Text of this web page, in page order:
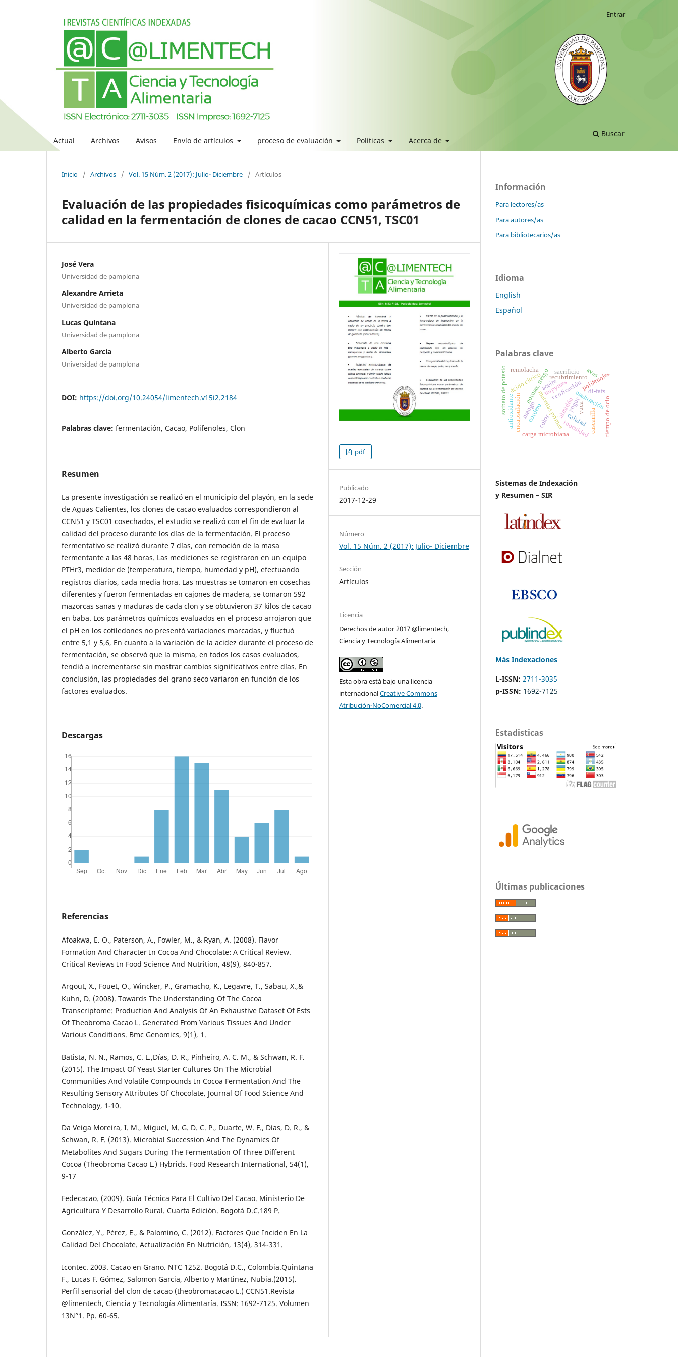
Actual Archivos Avisos Envío de artículos proceso de evaluación Políticas Acerca de
Buscar
Entrar
Inicio / Archivos / Vol. 15 Núm. 2 (2017): Julio- Diciembre / Artículos
Evaluación de las propiedades fisicoquímicas como parámetros de
calidad en la fermentación de clones de cacao CCN51, TSC01
José Vera
Universidad de pamplona
Alexandre Arrieta
Universidad de pamplona
Lucas Quintana
Universidad de pamplona
Alberto García
Universidad de pamplona
DOI: https://doi.org/10.24054/limentech.v15i2.2184
Palabras clave: fermentación, Cacao, Polifenoles, Clon
Resumen
La presente investigación se realizó en el municipio del playón, en la sede
de Aguas Calientes, los clones de cacao evaluados correspondieron al
CCN51 y TSC01 cosechados, el estudio se realizó con el fin de evaluar la
calidad del proceso durante los días de la fermentación. El proceso
fermentativo se realizó durante 7 días, con remoción de la masa
fermentante a las 48 horas. Las mediciones se registraron en un equipo
PTHr3, medidor de (temperatura, tiempo, humedad y pH), efectuando
registros diarios, cada media hora. Las muestras se tomaron en cosechas
diferentes y fueron fermentadas en cajones de madera, se tomaron 592
mazorcas sanas y maduras de cada clon y se obtuvieron 37 kilos de cacao
en baba. Los parámetros químicos evaluados en el proceso arrojaron que
el pH en los cotiledones no presentó variaciones marcadas, y fluctuó
entre 5,1 y 5,6, En cuanto a la variación de la acidez durante el proceso de
fermentación, se observó que la misma, en todos los casos evaluados,
tendió a incrementarse sin mostrar cambios significativos entre días. En
conclusión, las propiedades del grano seco variaron en función de los
factores evaluados.
Descargas
Referencias
Afoakwa, E. O., Paterson, A., Fowler, M., & Ryan, A. (2008). Flavor
Formation And Character In Cocoa And Chocolate: A Critical Review.
Critical Reviews In Food Science And Nutrition, 48(9), 840-857.
Argout, X., Fouet, O., Wincker, P., Gramacho, K., Legavre, T., Sabau, X.,&
Kuhn, D. (2008). Towards The Understanding Of The Cocoa
Transcriptome: Production And Analysis Of An Exhaustive Dataset Of Ests
Of Theobroma Cacao L. Generated From Various Tissues And Under
Various Conditions. Bmc Genomics, 9(1), 1.
Batista, N. N., Ramos, C. L.,Días, D. R., Pinheiro, A. C. M., & Schwan, R. F.
(2015). The Impact Of Yeast Starter Cultures On The Microbial
Communities And Volatile Compounds In Cocoa Fermentation And The
Resulting Sensory Attributes Of Chocolate. Journal Of Food Science And
Technology, 1-10.
Da Veiga Moreira, I. M., Miguel, M. G. D. C. P., Duarte, W. F., Días, D. R., &
Schwan, R. F. (2013). Microbial Succession And The Dynamics Of
Metabolites And Sugars During The Fermentation Of Three Different
Cocoa (Theobroma Cacao L.) Hybrids. Food Research International, 54(1),
9-17
Fedecacao. (2009). Guía Técnica Para El Cultivo Del Cacao. Ministerio De
Agricultura Y Desarrollo Rural. Cuarta Edición. Bogotá D.C.189 P.
González, Y., Pérez, E., & Palomino, C. (2012). Factores Que Inciden En La
Calidad Del Chocolate. Actualización En Nutrición, 13(4), 314-331.
Icontec. 2003. Cacao en Grano. NTC 1252. Bogotá D.C., Colombia.Quintana
F., Lucas F. Gómez, Salomon Garcia, Alberto y Martinez, Nubia.(2015).
Perfil sensorial del clon de cacao (theobromacacao L.) CCN51.Revista
@limentech, Ciencia y Tecnología Alimentaría. ISSN: 1692-7125. Volumen
13N°1. Pp. 60-65.
pdf
Publicado
2017-12-29
Número
Vol. 15 Núm. 2 (2017): Julio- Diciembre
Sección
Artículos
Licencia
Derechos de autor 2017 @limentech,
Ciencia y Tecnología Alimentaria
Esta obra está bajo una licencia
internacionalCreative Commons
Atribución-NoComercial 4.0.
Información
Para lectores/as
Para autores/as
Para bibliotecarios/as
Idioma
English
Español
Palabras clave
calidad
materias primas
normas, riesgoverificación
ácido cítrico
almidón
mango
recubrimiento
sorbato de potasio
color
encapsulación
remolacha
yogur
carga microbiana
cordero
maduración
sacrificio
aceite
antioxidante cascarilla
polifenoles
mipymes
tiempo de ocio
aves
inocuidad
yuca
di-fafs
Sistemas de Indexación
y Resumen – SIR
Más Indexaciones
L-ISSN: 2711-3035
p-ISSN: 1692-7125
Estadisticas
Últimas publicaciones